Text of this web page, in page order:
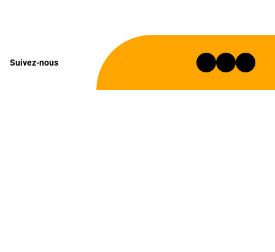
Suivez-nous